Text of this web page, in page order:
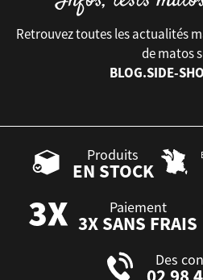
Retrouvez toutes les actualités
de matos
BLOG.SIDE-
Produits
EN STOCK
Paiement
3X SANS FRAIS
Des